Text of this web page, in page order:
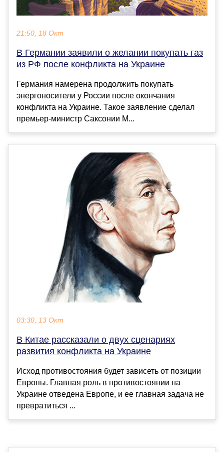
21:50, 18 Окт
В Германии заявили о желании покупать газ
из РФ после конфликта на Украине
Германия намерена продолжить покупать
энергоносители у России после окончания
конфликта на Украине. Такое заявление сделал
премьер-министр Саксонии М...
03:30, 13 Окт
В Китае рассказали о двух сценариях
развития конфликта на Украине
Исход противостояния будет зависеть от позиции
Европы. Главная роль в противостоянии на
Украине отведена Европе, и ее главная задача не
превратиться ...